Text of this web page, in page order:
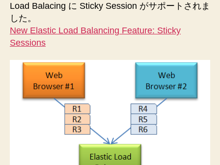
Load Balacing に Sticky Session がサポートされま
した。
New Elastic Load Balancing Feature: Sticky
Sessions